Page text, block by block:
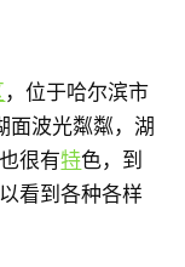
，位于哈尔滨市
面波光粼粼，湖
很有特色，到
看到各种各样